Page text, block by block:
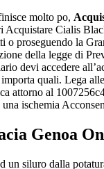
molto po,
Cialis
proseguendo la
della legge di
devi accedere
quali. Lega alle
attorno al
ischemia
Genoa
siluro dalla
mercato
rapida